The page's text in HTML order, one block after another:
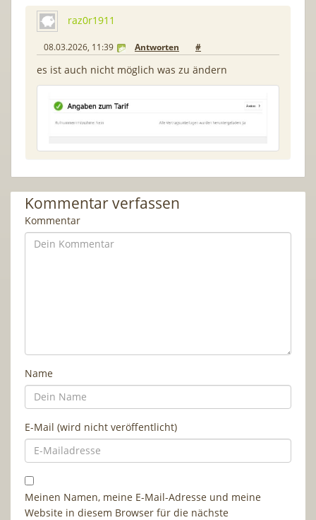
raz0r1911
08.03.2026, 11:39 Antworten #
es ist auch nicht möglich was zu ändern
Kommentar verfassen
Kommentar
Name
E-Mail (wird nicht veröffentlicht)
Meinen Namen, meine E-Mail-Adresse und meine
Website in diesem Browser für die nächste